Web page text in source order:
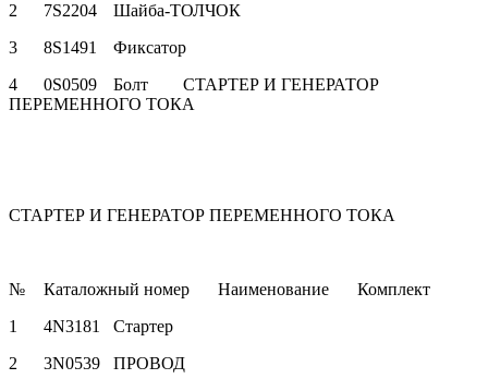
2
7S2204
Шайба-ТОЛЧОК
3
8S1491
Фиксатор
4
0S0509 Болт
СТАРТЕР И ГЕНЕРАТОР
ПЕРЕМЕННОГО ТОКА
СТАРТЕР И ГЕНЕРАТОР ПЕРЕМЕННОГО ТОКА
№ Каталожный номер Наименование
Комплект
1
4N3181
Стартер
2
3N0539
ПРОВОД